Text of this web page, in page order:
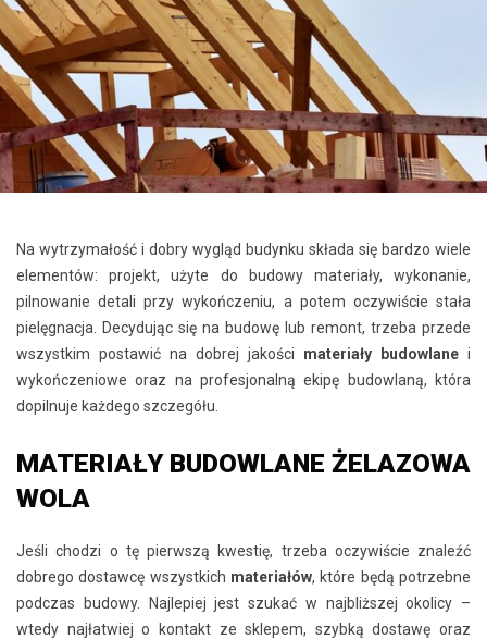
Na wytrzymałość i dobry wygląd budynku składa się bardzo wiele
elementów: projekt, użyte do budowy materiały, wykonanie,
pilnowanie detali przy wykończeniu, a potem oczywiście stała
pielęgnacja. Decydując się na budowę lub remont, trzeba przede
wszystkim postawić na dobrej jakości materiały budowlane i
wykończeniowe oraz na profesjonalną ekipę budowlaną, która
dopilnuje każdego szczegółu.
MATERIAŁY BUDOWLANE ŻELAZOWA
WOLA
Jeśli chodzi o tę pierwszą kwestię, trzeba oczywiście znaleźć
dobrego dostawcę wszystkich materiałów, które będą potrzebne
podczas budowy. Najlepiej jest szukać w najbliższej okolicy –
wtedy najłatwiej o kontakt ze sklepem, szybką dostawę oraz